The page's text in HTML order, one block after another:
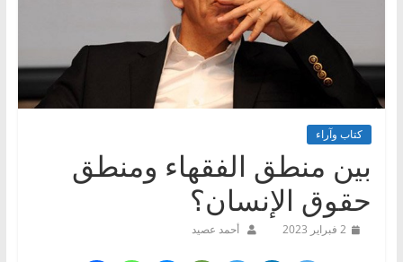
كتاب وآراء
بين منطق الفقهاء ومنطق
حقوق الإنسان؟
2 فبراير 2023 أحمد عصيد